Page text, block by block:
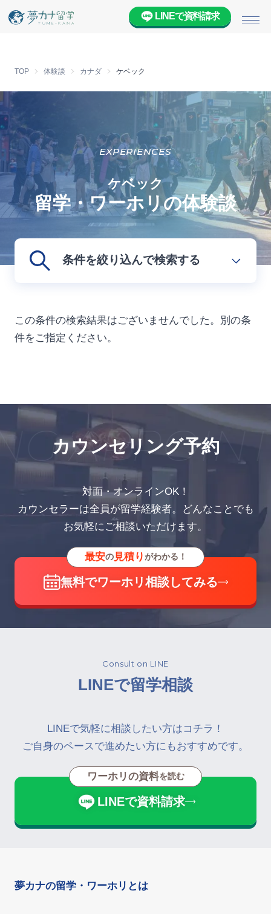
メ
LINEで資料請求
TOP 体験談 カナダ ケベック
EXPERIENCES
ケベック
留学・ワーホリの体験談
条件を絞り込んで検索する
この条件の検索結果はございませんでした。別の条
件をご指定ください。
カウンセリング予約
対面・オンラインOK！
カウンセラーは全員が留学経験者。どんなことでも
お気軽にご相談いただけます。
最安の見積りがわかる！
無料でワーホリ相談してみる
Consult on LINE
LINEで留学相談
LINEで気軽に相談したい方はコチラ！
ご自身のペースで進めたい方にもおすすめです。
ワーホリの資料を読む
LINEで資料請求
夢カナの留学・ワーホリとは